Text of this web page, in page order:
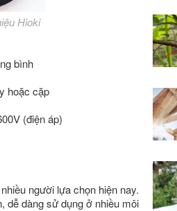
Hioki
bình
hoặc cặp
(điện áp)
người lựa chọn hiện nay.
dễ dàng sử dụng ở nhiều môi